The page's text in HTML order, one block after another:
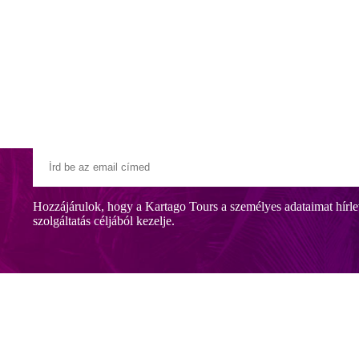
a vendégeket. A tengerpart egy aluljáron keresztül közelíthető
Hozzájárulok, hogy a Kartago Tours a személyes adataimat
szolgáltatás céljából kezelje.